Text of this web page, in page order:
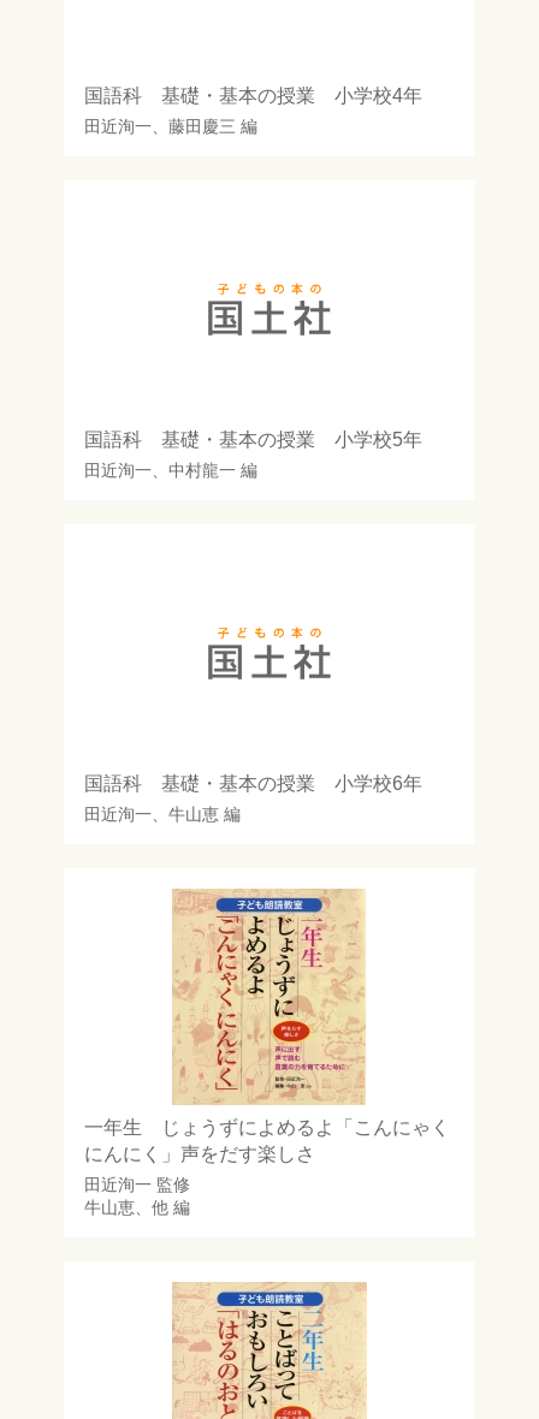
国語科 基礎・基本の授業 小学校4年
田近洵一、 藤田慶三 編
国語科 基礎・基本の授業 小学校5年
田近洵一、 中村龍一編
国語科 基礎・基本の授業 小学校6年
田近洵一、 牛山恵編
一年生 じょうずによめるよ「こんにゃく
にんにく」声をだす楽しさ
田近洵一監修
牛山恵、他 編